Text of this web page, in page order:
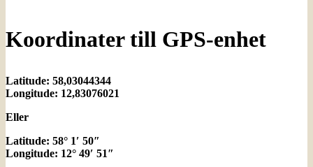
Koordinater till GPS-enhet
Latitude: 58,03044344
Longitude: 12,83076021
Eller
Latitude: 58° 1′ 50″
Longitude: 12° 49′ 51″